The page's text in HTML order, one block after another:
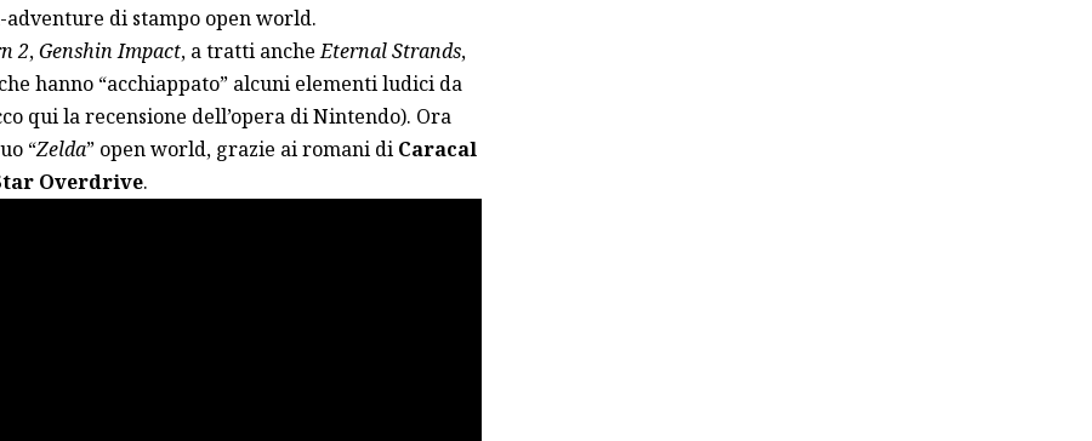
di stampo open world.
2,Genshin Impact, a tratti ancheEternal Strands,
hanno “acchiappato” alcuni elementi ludici da
qui larecensione dell’opera di Nintendo). Ora
“Zelda” open world, grazie ai romani di Caracal
Overdrive.